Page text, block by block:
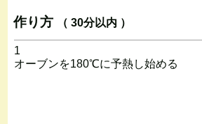
作り方 （ 30分以内 ）
1
オーブンを180℃に予熱し始める